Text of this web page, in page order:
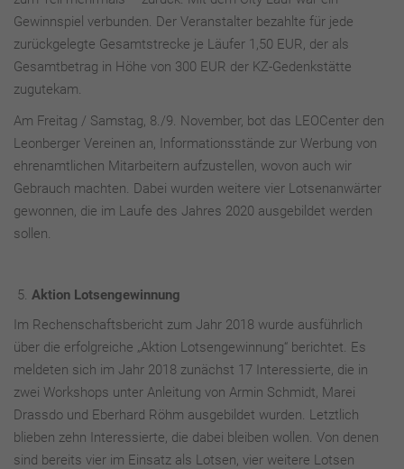
Gewinnspiel verbunden. Der Veranstalter bezahlte für jede
zurückgelegte Gesamtstrecke je Läufer 1,50 EUR, der als
Gesamtbetrag in Höhe von 300 EUR der KZ-Gedenkstätte
zugutekam.
Am Freitag / Samstag, 8./9. November, bot das LEOCenter den
Leonberger Vereinen an, Informationsstände zur Werbung von
ehrenamtlichen Mitarbeitern aufzustellen, wovon auch wir
Gebrauch machten. Dabei wurden weitere vier Lotsenanwärter
gewonnen, die im Laufe des Jahres 2020 ausgebildet werden
sollen.
Aktion Lotsengewinnung
Im Rechenschaftsbericht zum Jahr 2018 wurde ausführlich
über die erfolgreiche „Aktion Lotsengewinnung“ berichtet. Es
meldeten sich im Jahr 2018 zunächst 17 Interessierte, die in
zwei Workshops unter Anleitung von Armin Schmidt, Marei
Drassdo und Eberhard Röhm ausgebildet wurden. Letztlich
blieben zehn Interessierte, die dabei bleiben wollen. Von denen
sind bereits vier im Einsatz als Lotsen, vier weitere Lotsen